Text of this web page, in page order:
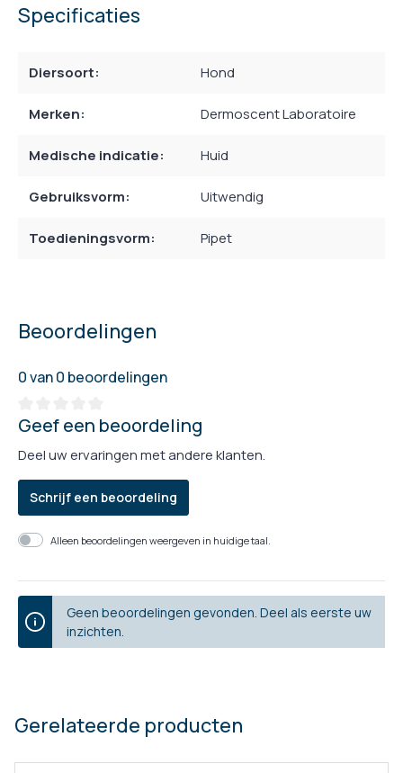
Specificaties
Diersoort: Hond
Merken: Dermoscent Laboratoire
Medische indicatie: Huid
Gebruiksvorm: Uitwendig
Toedieningsvorm: Pipet
Beoordelingen
0 van 0 beoordelingen
Geef een beoordeling
Deel uw ervaringen met andere klanten.
Schrijf een beoordeling
Alleen beoordelingen weergeven in huidige taal.
Geen beoordelingen gevonden. Deel als eerste uw
inzichten.
Gerelateerde producten